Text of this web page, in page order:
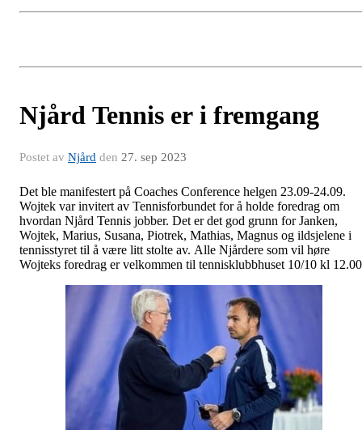
Njård Tennis er i fremgang
Postet av Njård den 27. sep 2023
Det ble manifestert på Coaches Conference helgen 23.09-24.09.
Wojtek var invitert av Tennisforbundet for å holde foredrag om
hvordan Njård Tennis jobber. Det er det god grunn for Janken,
Wojtek, Marius, Susana, Piotrek, Mathias, Magnus og ildsjelene i
tennisstyret til å være litt stolte av. Alle Njårdere som vil høre
Wojteks foredrag er velkommen til tennisklubbhuset 10/10 kl